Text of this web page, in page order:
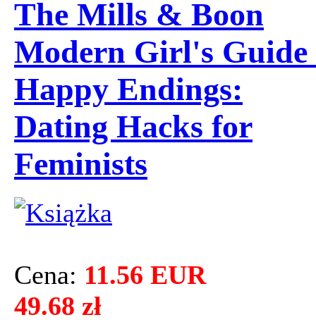
The Mills & Boon
Modern Girl's Guide
Happy Endings:
Dating Hacks for
Feminists
Cena: 11.56 EUR
49.68 zł